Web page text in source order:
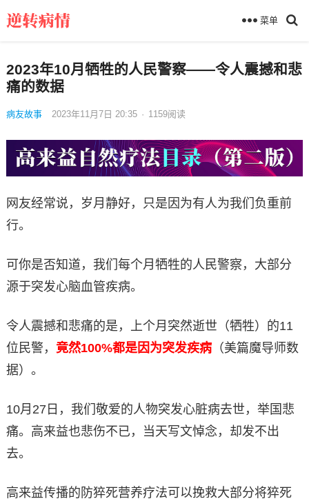
菜单
2023年10月牺牲的人民警察——令人震撼和悲
痛的数据
病友故事 2023年11月7日 20:35 · 1159阅读
网友经常说，岁月静好，只是因为有人为我们负重前
行。
可你是否知道，我们每个月牺牲的人民警察，大部分
源于突发心脑血管疾病。
令人震撼和悲痛的是，上个月突然逝世（牺牲）的11
位民警， 竟然100%都是因为突发疾病（美篇魔导师数
据）。
10月27日，我们敬爱的人物突发心脏病去世，举国悲
痛。高来益也悲伤不已，当天写文悼念，却发不出
去。
高来益传播的防猝死营养疗法可以挽救大部分将猝死